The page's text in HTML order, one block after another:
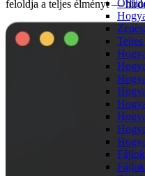
feloldja a teljes élményt —